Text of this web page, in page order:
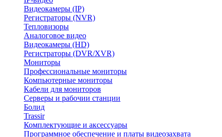
Видеокамеры (IP)
Регистраторы (NVR)
Тепловизоры
Аналоговое видео
Видеокамеры (HD)
Регистраторы (DVR/XVR)
Мониторы
Профессиональные мониторы
Компьютерные мониторы
Кабели для мониторов
Серверы и рабочии станции
Болид
Trassir
Комплектующие и аксессуары
Программное обеспечение и платы видеозахвата